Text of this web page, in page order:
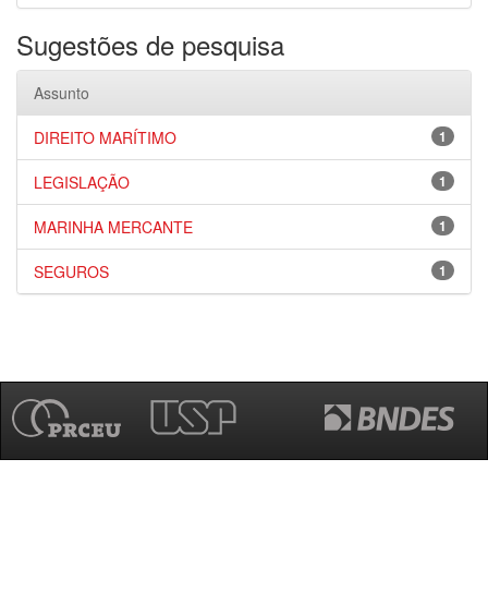
Sugestões de pesquisa
Assunto
1
DIREITO MARÍTIMO
1
LEGISLAÇÃO
1
MARINHA MERCANTE
1
SEGUROS